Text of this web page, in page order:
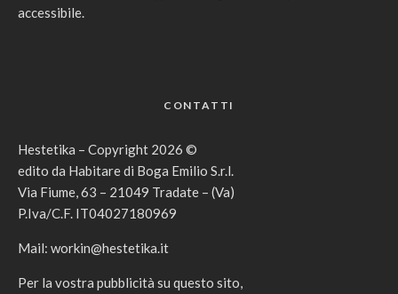
accessibile.
CONTATTI
Hestetika – Copyright 2026 ©
edito da Habitare di Boga Emilio S.r.l.
Via Fiume, 63 – 21049 Tradate – (Va)
P.Iva/C.F. IT04027180969
Mail: workin@hestetika.it
Per la vostra pubblicità su questo sito,